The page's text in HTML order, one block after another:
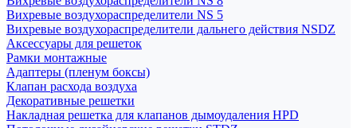
Вихревые воздухораспределители NS 5
Вихревые воздухораспределители дальнего действия NSDZ
Аксессуары для решеток
Рамки монтажные
Адаптеры (пленум боксы)
Клапан расхода воздуха
Декоративные решетки
Накладная решетка для клапанов дымоудаления HPD